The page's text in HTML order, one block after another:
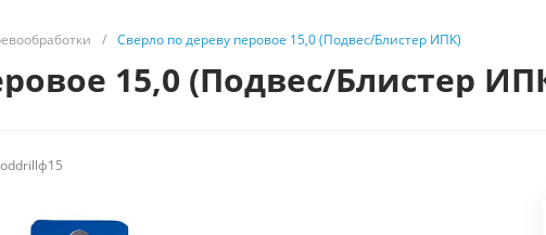
/ Сверло по дереву перовое 15,0 (Подвес/Блистер ИПК)
15,0 (Подвес/Блистер